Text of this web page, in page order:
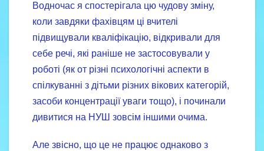
Водночас я спостерігала цю чудову зміну,
коли завдяки фахівцям ці вчителі
підвищували кваліфікацію, відкривали для
себе речі, які раніше не застосовували у
роботі (як от різні психологічні аспекти в
спілкуванні з дітьми різних вікових категорій,
засоби концентрації уваги тощо), і починали
дивитися на НУШ зовсім іншими очима.
Але звісно, що це не працює однаково з